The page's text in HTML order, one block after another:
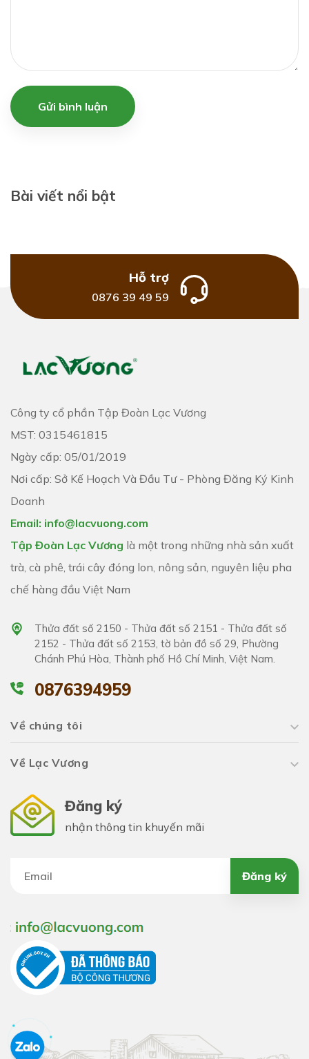
Gửi bình luận
Bài viết nổi bật
Hỗ trợ
0876 39 49 59
Công ty cổ phần Tập Đoàn Lạc Vương
MST: 0315461815
Ngày cấp: 05/01/2019
Nơi cấp: Sở Kế Hoạch Và Đầu Tư - Phòng Đăng Ký Kinh
Doanh
Email: info@lacvuong.com
Tập Đoàn Lạc Vương là một trong những nhà sản xuất
trà, cà phê, trái cây đóng lon, nông sản, nguyên liệu pha
chế hàng đầu Việt Nam
Thửa đất số 2150 - Thửa đất số 2151 - Thửa đất số
2152 - Thửa đất số 2153, tờ bản đồ số 29, Phường
Chánh Phú Hòa, Thành phố Hồ Chí Minh, Việt Nam.
0876394959
Về chúng tôi
Về Lạc Vương
Đăng ký
nhận thông tin khuyến mãi
Đăng ký